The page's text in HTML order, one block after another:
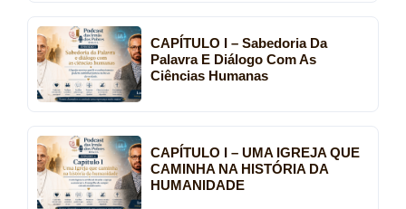
CAPÍTULO I – Sabedoria Da
Palavra E Diálogo Com As
Ciências Humanas
CAPÍTULO I – UMA IGREJA QUE
CAMINHA NA HISTÓRIA DA
HUMANIDADE